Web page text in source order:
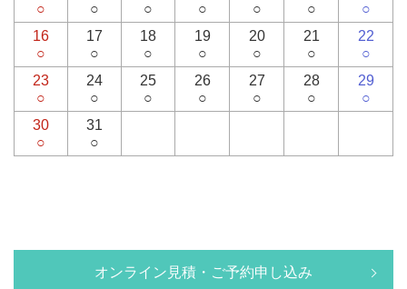
○
○
○
○
○
○
○
16
○
17
○
18
○
19
○
20
○
21
○
22
○
23
○
24
○
25
○
26
○
27
○
28
○
29
○
30
○
31
○
オンライン見積・ご予約申し込み